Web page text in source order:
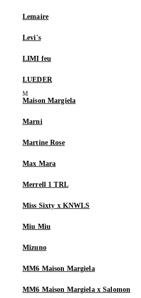
Lemaire
Levi's
LIMI feu
LUEDER
Maison Margiela
Marni
Martine Rose
Max Mara
Merrell 1 TRL
Miss Sixty x KNWLS
Miu Miu
Mizuno
MM6 Maison Margiela
MM6 Maison Margiela x Salomon